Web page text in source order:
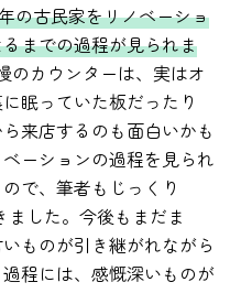
の古民家をリノベーショ
までの過程が見られま
のカウンターは、実はオ
眠っていた板だったり
来店するのも面白いかも
ーションの過程を見られ
で、筆者もじっくり
した。今後もまだま
ものが引き継がれながら
程には、感慨深いものが